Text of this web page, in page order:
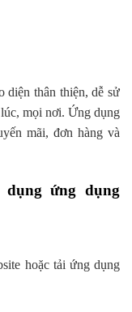
diện thân thiện, dễ sử
mọi nơi. Ứng dụng
mãi, đơn hàng và
ứng dụng
hoặc tải ứng dụng